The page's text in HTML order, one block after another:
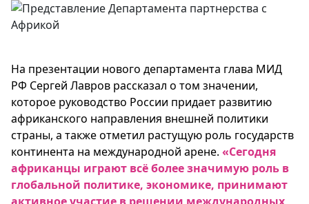
На презентации нового департамента глава МИД
РФ Сергей Лавров рассказал о том значении,
которое руководство России придает развитию
африканского направления внешней политики
страны, а также отметил растущую роль государств
континента на международной арене. «Сегодня
африканцы играют всё более значимую роль в
глобальной политике, экономике, принимают